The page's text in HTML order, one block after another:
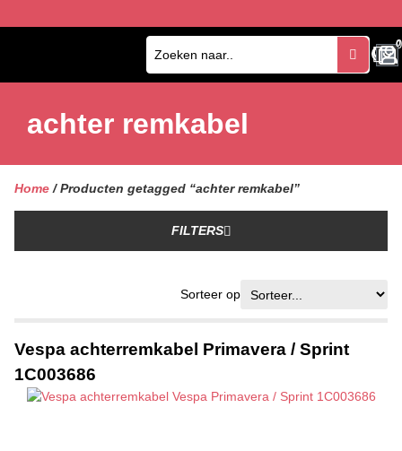
0
0
achter remkabel
Home / Producten getagged “achter remkabel”
FILTERS
Sorteer op
Vespa achterremkabel Primavera / Sprint
1C003686